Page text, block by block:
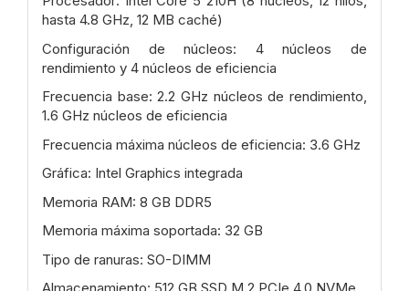
hasta 4.8 GHz, 12 MB caché)
Configuración de núcleos: 4 núcleos de
rendimiento y 4 núcleos de eficiencia
Frecuencia base: 2.2 GHz núcleos de rendimiento,
1.6 GHz núcleos de eficiencia
Frecuencia máxima núcleos de eficiencia: 3.6 GHz
Gráfica: Intel Graphics integrada
Memoria RAM: 8 GB DDR5
Memoria máxima soportada: 32 GB
Tipo de ranuras: SO-DIMM